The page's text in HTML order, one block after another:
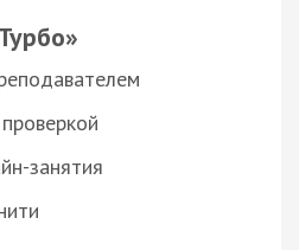
занятия